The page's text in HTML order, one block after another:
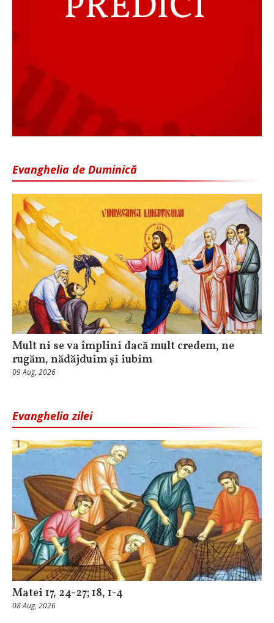
Evanghelia de Duminică
Mult ni se va împlini dacă mult credem, ne
rugăm, nădăjduim și iubim
09 Aug, 2026
Evanghelia zilei
Matei 17, 24-27; 18, 1-4
08 Aug, 2026